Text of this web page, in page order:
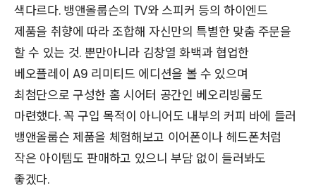
색다르다. 뱅앤올룹슨의 TV와 스피커 등의 하이엔드
제품을 취향에 따라 조합해 자신만의 특별한 맞춤 주문을
할 수 있는 것. 뿐만아니라 김창열 화백과 협업한
베오플레이 A9 리미티드 에디션을 볼 수 있으며
최첨단으로 구성한 홈 시어터 공간인 베오리빙룸도
마련했다. 꼭 구입 목적이 아니어도 내부의 커피 바에 들러
뱅앤올룹슨 제품을 체험해보고 이어폰이나 헤드폰처럼
작은 아이템도 판매하고 있으니 부담 없이 들러봐도
좋겠다.